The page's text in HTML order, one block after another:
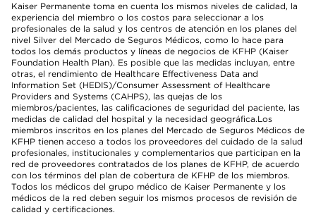
Kaiser Permanente toma en cuenta los mismos niveles de calidad, la
experiencia del miembro o los costos para seleccionar a los
profesionales de la salud y los centros de atención en los planes del
nivel Silver del Mercado de Seguros Médicos, como lo hace para
todos los demás productos y líneas de negocios de KFHP (Kaiser
Foundation Health Plan). Es posible que las medidas incluyan, entre
otras, el rendimiento de Healthcare Effectiveness Data and
Information Set (HEDIS)/Consumer Assessment of Healthcare
Providers and Systems (CAHPS), las quejas de los
miembros/pacientes, las calificaciones de seguridad del paciente, las
medidas de calidad del hospital y la necesidad geográfica.Los
miembros inscritos en los planes del Mercado de Seguros Médicos de
KFHP tienen acceso a todos los proveedores del cuidado de la salud
profesionales, institucionales y complementarios que participan en la
red de proveedores contratados de los planes de KFHP, de acuerdo
con los términos del plan de cobertura de KFHP de los miembros.
Todos los médicos del grupo médico de Kaiser Permanente y los
médicos de la red deben seguir los mismos procesos de revisión de
calidad y certificaciones.